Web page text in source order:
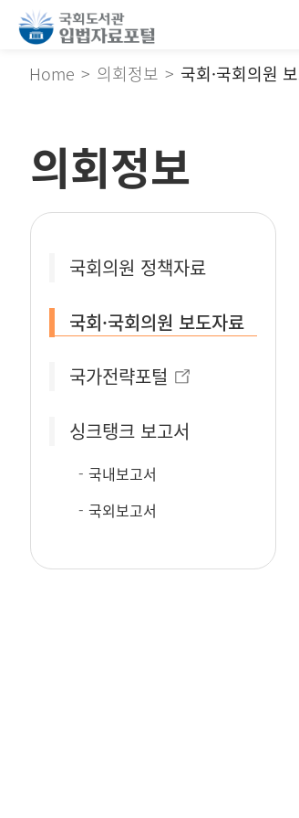
Home 의회정보 국회·국회의원
의회정보
국회의원 정책자료
국회·국회의원 보도자료
국가전략포털
싱크탱크 보고서
국내보고서
국외보고서